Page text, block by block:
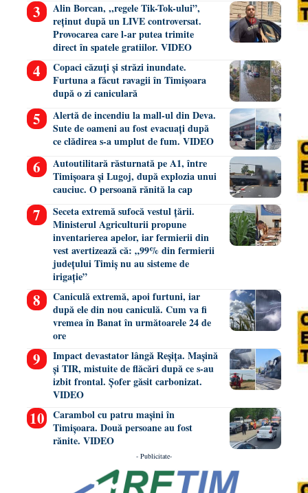
Alin Borcan, ,,regele Tik-Tok-ului”,
reținut după un LIVE controversat.
Provocarea care l-ar putea trimite
direct în spatele gratiilor. VIDEO
Copaci căzuți și străzi inundate.
Furtuna a făcut ravagii în Timișoara
după o zi caniculară
Alertă de incendiu la mall-ul din Deva.
Sute de oameni au fost evacuați după
ce clădirea s-a umplut de fum. VIDEO
Autoutilitară răsturnată pe A1, între
Timișoara și Lugoj, după explozia unui
cauciuc. O persoană rănită la cap
Seceta extremă sufocă vestul țării.
Ministerul Agriculturii propune
inventarierea apelor, iar fermierii din
vest avertizează că: „99% din fermierii
județului Timiș nu au sisteme de
irigație”
Caniculă extremă, apoi furtuni, iar
după ele din nou caniculă. Cum va fi
vremea în Banat în următoarele 24 de
ore
Impact devastator lângă Reșița. Mașină
și TIR, mistuite de flăcări după ce s-au
izbit frontal. Șofer găsit carbonizat.
VIDEO
Carambol cu patru mașini în
Timișoara. Două persoane au fost
rănite. VIDEO
- Publicitate-